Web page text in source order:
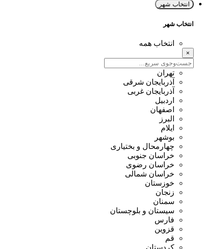
انتخاب شهر
انتخاب شهر
انتخاب همه
×
تهران
آذربایجان شرقی
آذربایجان غربی
اردبیل
اصفهان
البرز
ایلام
بوشهر
چهارمحال و بختیاری
خراسان جنوبی
خراسان رضوی
خراسان شمالی
خوزستان
زنجان
سمنان
سیستان و بلوچستان
فارس
قزوین
قم
کردستان